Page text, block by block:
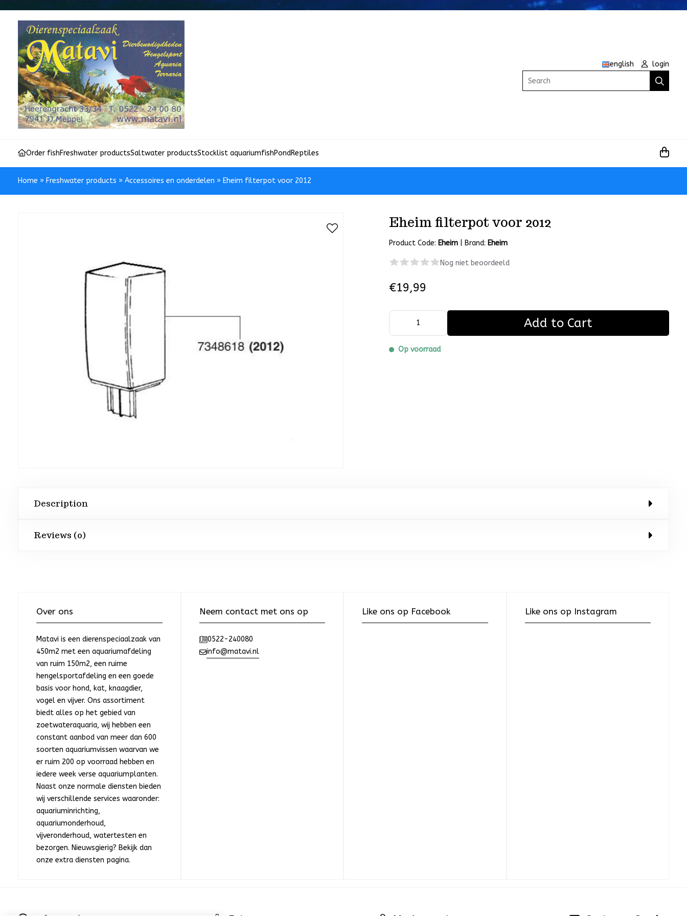
english
login
Search
Order fishFreshwater productsSaltwater productsStocklist aquariumfishPondReptiles
Home » Freshwater products » Accessoires en onderdelen » Eheim filterpot voor 2012
Eheim filterpot voor 2012
Product Code: Eheim Brand: Eheim
Nog niet beoordeeld
€19,99
Add to Cart
Op voorraad
Description
Reviews (0)
Over ons
Matavi is een dierenspeciaalzaak van
450m2 met een aquariumafdeling
van ruim 150m2, een ruime
hengelsportafdeling en een goede
basis voor hond, kat, knaagdier,
vogel en vijver. Ons assortiment
biedt alles op het gebied van
zoetwateraquaria, wij hebben een
constant aanbod van meer dan 600
soorten aquariumvissen waarvan we
er ruim 200 op voorraad hebben en
iedere week verse aquariumplanten.
Naast onze normale diensten bieden
wij verschillende services waaronder:
aquariuminrichting,
aquariumonderhoud,
vijveronderhoud, watertesten en
bezorgen. Nieuwsgierig? Bekijk dan
onze extra diensten pagina.
Neem contact met ons op
0522-240080
info@matavi.nl
Like ons op Facebook Like ons op Instagram